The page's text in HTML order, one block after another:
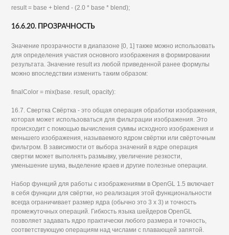
result = base + blend - (2.0 * base * blend);
16.6.20. ПРОЗРАЧНОСТЬ
Значение прозрачности в диапазоне [0, 1] также можно использовать
для определения участия основного изображения в формировании
результата. Значение result из любой приведенной ранее формулы
можно впоследствии изменить таким образом:
finalColor = mix(base. result, opacity):
16.7. Свертка Свёртка - это общая операция обработки изображения,
которая может использоваться для фильтрации изображения. Это
происходит с помощью вычисления суммы исходного изображения и
меньшего изображения, называемого ядром свёртки или свёрточным
фильтром. В зависимости от выбора значений в ядре операция
свертки может выполнять размывку, увеличение резкости,
уменьшение шума, выделение краев и другие полезные операции.
Набор функций для работы с изображениями в OpenGL 1.5 включает
в себя функции для свёртки, но реализация этой функциональности
всегда ограничивает размер ядра (обычно это 3 х 3) и точность
промежуточных операций. Гибкость языка шейдеров OpenGL
позволяет задавать ядро практически любого размера и точность,
соответствующую операциям над числами с плавающей запятой.